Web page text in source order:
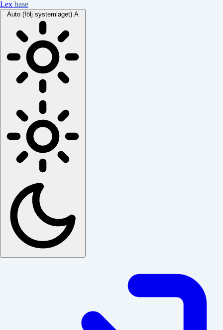
Lex base
Auto (följ systemläget) A